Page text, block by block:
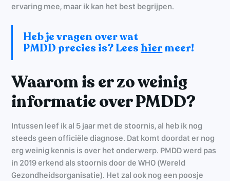
ervaring mee, maar ik kan het best begrijpen.
Heb je vragen over wat
PMDD precies is? Lees hiermeer!
Waarom is er zo weinig
informatie over PMDD?
Intussen leef ik al 5 jaar met de stoornis, al heb ik nog
steeds geen officiële diagnose. Dat komt doordat er nog
erg weinig kennis is over het onderwerp. PMDD werd pas
in 2019 erkend als stoornis door de WHO (Wereld
Gezondheidsorganisatie). Het zal ook nog een poosje